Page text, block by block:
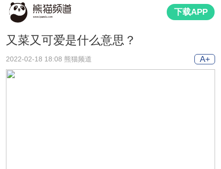
下载APP
又菜又可爱是什么意思？
2022-02-18 18:08 熊猫频道 A+